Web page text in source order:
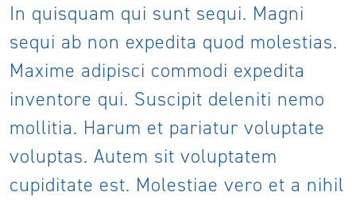
In quisquam qui sunt sequi. Magni
sequi ab non expedita quod molestias.
Maxime adipisci commodi expedita
inventore qui. Suscipit deleniti nemo
mollitia. Harum et pariatur voluptate
voluptas. Autem sit voluptatem
cupiditate est. Molestiae vero et a nihil